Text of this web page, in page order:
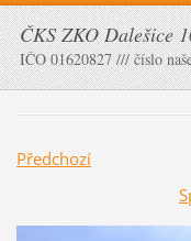
ČKS ZKO Dalešice
IČO 01620827 /// číslo
Předchozí